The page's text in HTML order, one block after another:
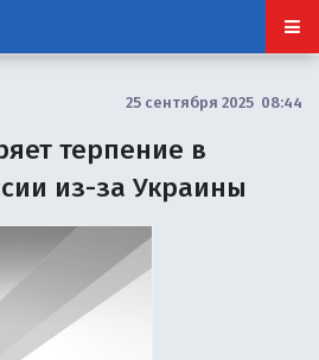
25 сентября 2025 08:44
терпение в
из-за Украины